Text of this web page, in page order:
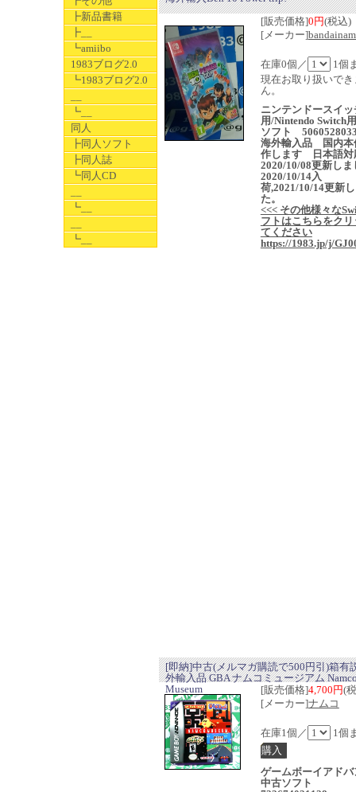
┣新品書籍
┣__
┗amiibo
1983ブログ2.0
┗1983ブログ2.0
┗__
同人
┣同人ソフト
┣同人誌
┗同人CD
┗__
┗__
[販売価格]0円(税込)
[メーカー]
在庫0個／
1個
現在お取り扱いでき
ん。
ニンテンドースイッ
用/Nintendo Switch
ソフト
海外輸入品 国内本
作します 日本語対
2020/10/08更新しま
2020/10/14入
荷,2021/10/14更新
た。
<<< その他様々な
フトはこちらをク
てください
https://1983.jp/j/
[即納]中古(メルマガ購読で500円引)箱有
外輸入品 GBA ナムコミュージアム
Museum
[販売価格]4,700円(
[メーカー]ナムコ
在庫1個／ 1個
ゲームボーイアドバ
中古ソフト